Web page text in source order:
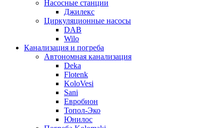
Насосные станции
Джилекс
Циркуляционные насосы
DAB
Wilo
Канализация и погреба
Автономная канализация
Deka
Flotenk
KoloVesi
Sani
Евробион
Топол-Эко
Юнилос